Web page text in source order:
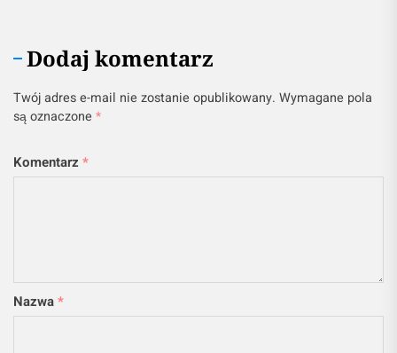
Dodaj komentarz
Twój adres e-mail nie zostanie opublikowany. Wymagane pola
są oznaczone *
Komentarz *
Nazwa*